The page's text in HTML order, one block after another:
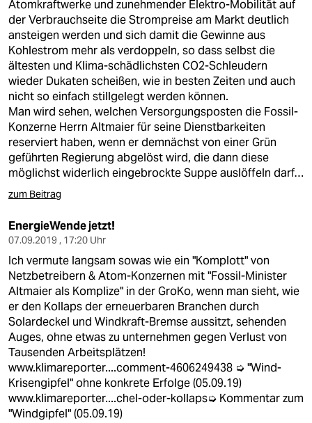
Atomkraftwerke und zunehmender Elektro-Mobilität auf
der Verbrauchseite die Strompreise am Markt deutlich
ansteigen werden und sich damit die Gewinne aus
Kohlestrom mehr als verdoppeln, so dass selbst die
ältesten und Klima-schädlichsten CO2-Schleudern
wieder Dukaten scheißen, wie in besten Zeiten und auch
nicht so einfach stillgelegt werden können.
Man wird sehen, welchen Versorgungsposten die Fossil-
Konzerne Herrn Altmaier für seine Dienstbarkeiten
reserviert haben, wenn er demnächst von einer Grün
geführten Regierung abgelöst wird, die dann diese
möglichst widerlich eingebrockte Suppe auslöffeln darf…
zum Beitrag
EnergieWende jetzt!
07.09.2019 , 17:20 Uhr
Ich vermute langsam sowas wie ein "Komplott" von
Netzbetreibern & Atom-Konzernen mit "Fossil-Minister
Altmaier als Komplize" in der GroKo, wenn man sieht, wie
er den Kollaps der erneuerbaren Branchen durch
Solardeckel und Windkraft-Bremse aussitzt, sehenden
Auges, ohne etwas zu unternehmen gegen Verlust von
Tausenden Arbeitsplätzen!
www.klimareporter....comment-4606249438 ➭ "Wind-
Krisengipfel" ohne konkrete Erfolge (05.09.19)
www.klimareporter....chel-oder-kollaps➭ Kommentar zum
"Windgipfel" (05.09.19)